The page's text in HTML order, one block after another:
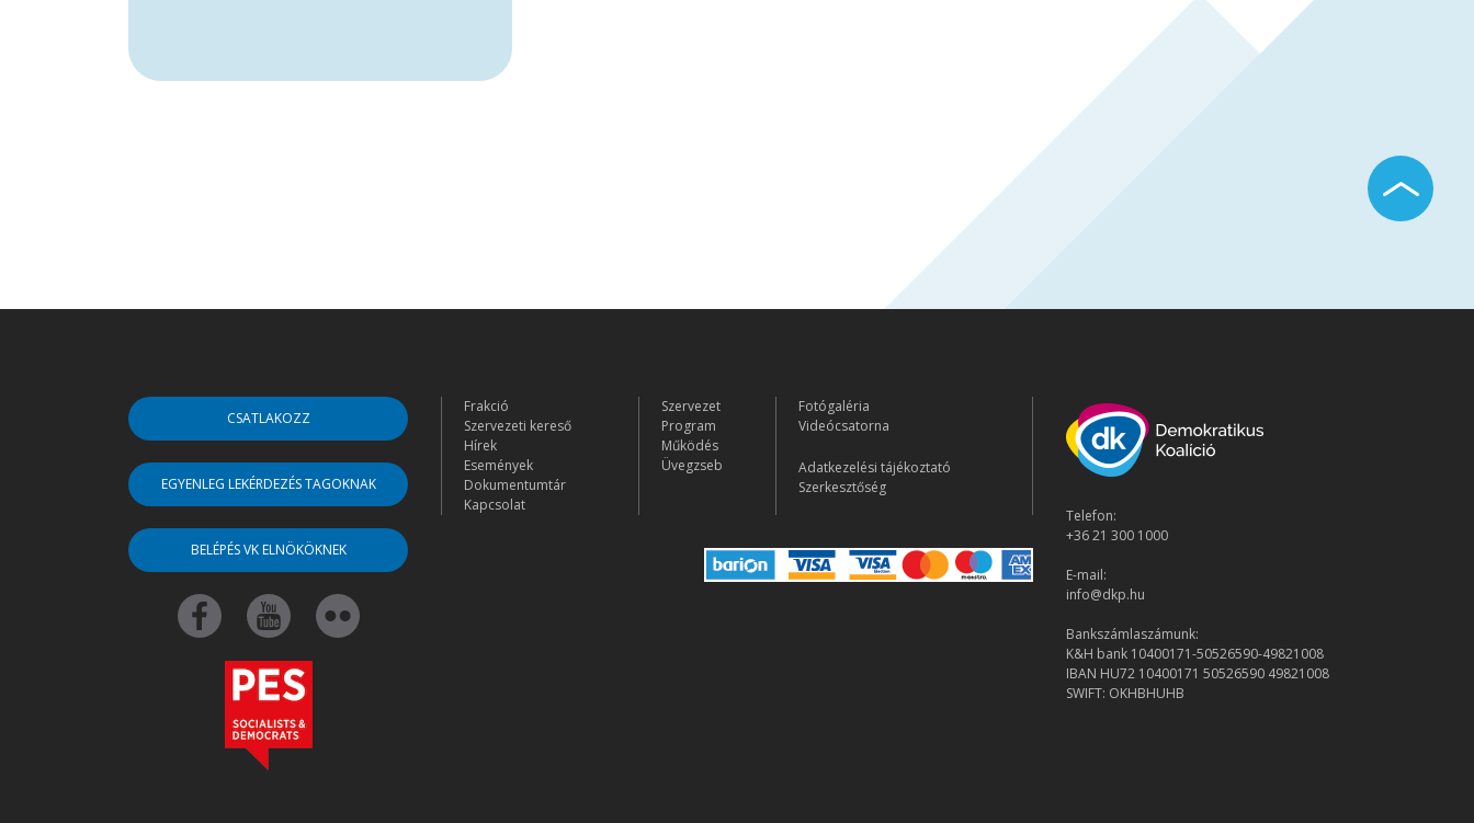
CSATLAKOZZ
EGYENLEG LEKÉRDEZÉS TAGOKNAK
BELÉPÉS VK ELNÖKÖKNEK
Frakció
Szervezeti kereső
Hírek
Események
Dokumentumtár
Kapcsolat
Szervezet
Program
Működés
Üvegzseb
Fotógaléria
Videócsatorna
Adatkezelési tájékoztató
Szerkesztőség
Telefon:
+36 21 300 1000
E-mail:
info@dkp.hu
Bankszámlaszámunk:
K&H bank 10400171-50526590-49821008
IBAN HU72 10400171 50526590 49821008
SWIFT: OKHBHUHB